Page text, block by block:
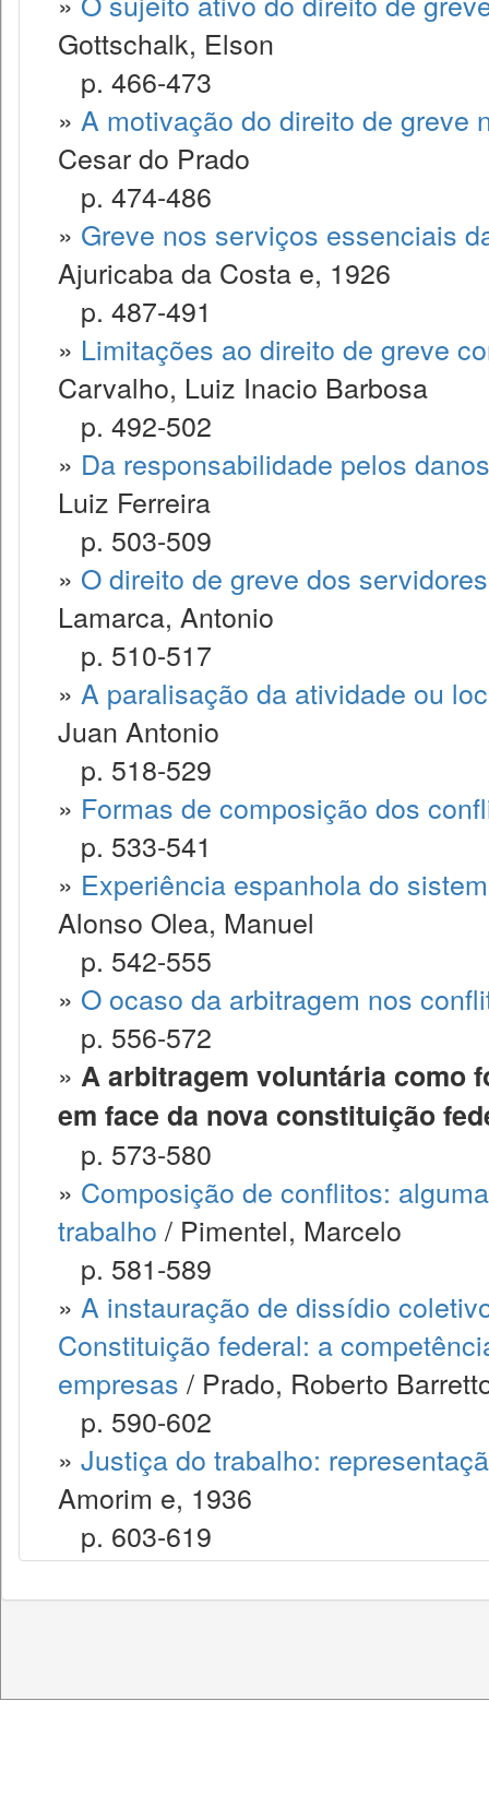
Gottschalk, Elson
p. 466-473
» A motivação do direito de greve
Cesar do Prado
p. 474-486
» Greve nos serviços essenciais
Ajuricaba da Costa e, 1926
p. 487-491
» Limitações ao direito de greve
Carvalho, Luiz Inacio Barbosa
p. 492-502
» Da responsabilidade pelos
Luiz Ferreira
p. 503-509
» O direito de greve dos
Lamarca, Antonio
p. 510-517
» A paralisação da atividade ou
Juan Antonio
p. 518-529
» Formas de composição dos
p. 533-541
» Experiência espanhola do
Alonso Olea, Manuel
p. 542-555
» O ocaso da arbitragem nos
p. 556-572
» A arbitragem voluntária como
em face da nova constituição
p. 573-580
» Composição de conflitos:
trabalho / Pimentel, Marcelo
p. 581-589
» A instauração de dissídio
Constituição federal: a
empresas / Prado, Roberto
p. 590-602
» Justiça do trabalho:
Amorim e, 1936
p. 603-619